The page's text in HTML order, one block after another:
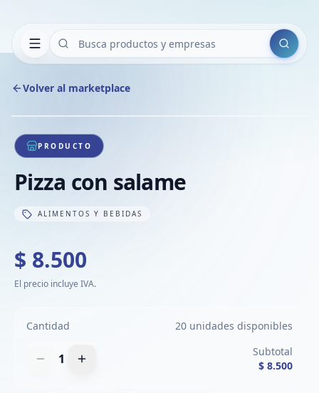
Buscar
Volver al marketplace
1/1
PRODUCTO
Pizza con salame
ALIMENTOS Y BEBIDAS
$ 8.500
El precio incluye IVA.
Cantidad 20 unidades disponibles
1
Subtotal
$ 8.500